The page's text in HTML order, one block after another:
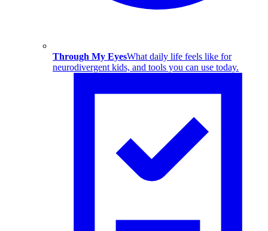
Through My EyesWhat daily life feels like for
neurodivergent kids, and tools you can use today.